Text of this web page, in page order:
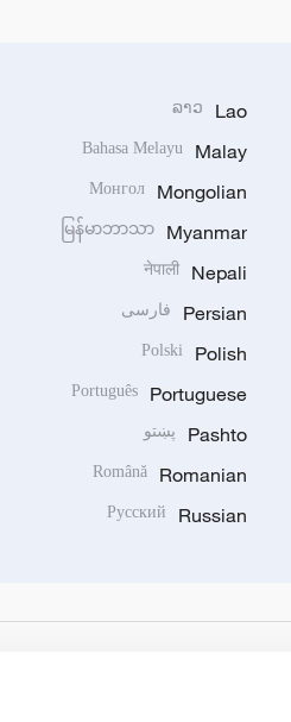
Lao
ລາວ
Malay
Bahasa Melayu
Mongolian
Монгол
Myanmar
မြန်မာဘာသာ
Nepali
नेपाली
Persian فارسی
Polish
Polski
Portuguese
Português
Pashto پښتو
Romanian
Română
Russian
Русский